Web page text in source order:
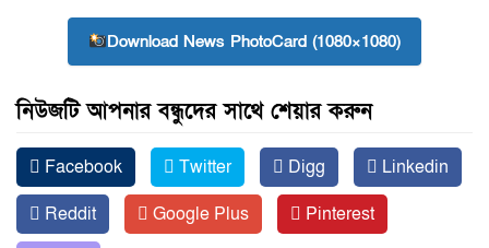
Download News PhotoCard (1080×1080)
নিউজটি আপনার বন্ধুদের সাথে শেয়ার করুন
Facebook Twitter Digg
Linkedin
Reddit
Google Plus Pinterest